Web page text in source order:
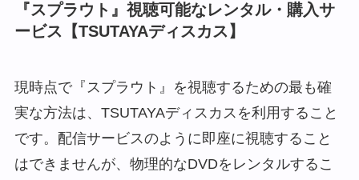
『スプラウト』視聴可能なレンタル・購入サ
ービス【TSUTAYAディスカス】
現時点で『スプラウト』を視聴するための最も確
実な方法は、TSUTAYAディスカスを利用すること
です。配信サービスのように即座に視聴すること
はできませんが、物理的なDVDをレンタルするこ